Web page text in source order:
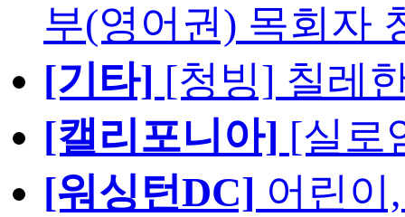
부(영어권) 목회자
[기타] [청빙] 칠레
[캘리포니아] [실로
[워싱턴DC] 어린이